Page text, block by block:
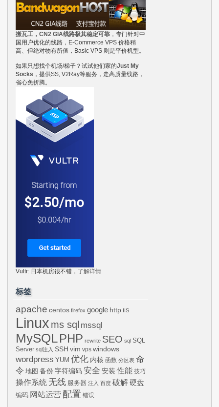
搬瓦工，CN2 GIA线路极其稳定可靠 ，专门针对中
国用户优化的线路，E-Commerce VPS 价格稍
高、但绝对物有所值，Basic VPS 则是平价机型。
如果只想找个机场/梯子？试试他们家的Just My
Socks ，提供SS, V2Ray等服务，走高质量线路，
省心免折腾。
Vultr: 日本机房很不错， 了解详情
标签
apache centos firefox google http IIS
Linux ms sql mssql
MySQLPHP rewrite SEO sql SQL
Server sql注入 SSH vim vps windows
wordpress YUM 优化 内核 函数 分区表 命
令 地图 备份 字符编码 安全 安装 性能 技巧
操作系统 无线 服务器 注入 百度 破解硬盘
编码 网站运营 配置 错误